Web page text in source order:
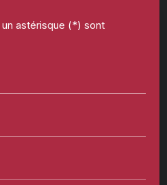
astérisque (*) sont